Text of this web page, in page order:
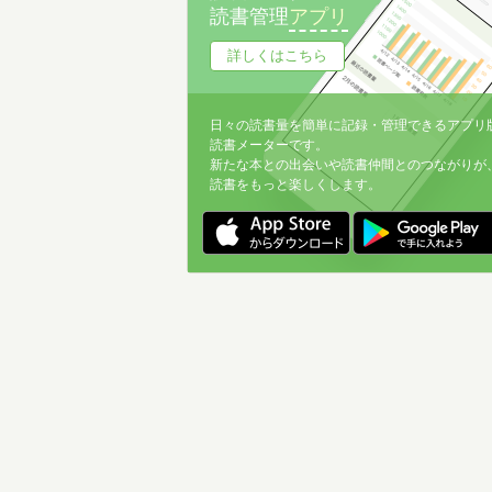
読書管理アプリ
詳しくはこちら
日々の読書量を簡単に記録・管理できるアプリ
読書メーターです。
新たな本との出会いや読書仲間とのつながりが
読書をもっと楽しくします。